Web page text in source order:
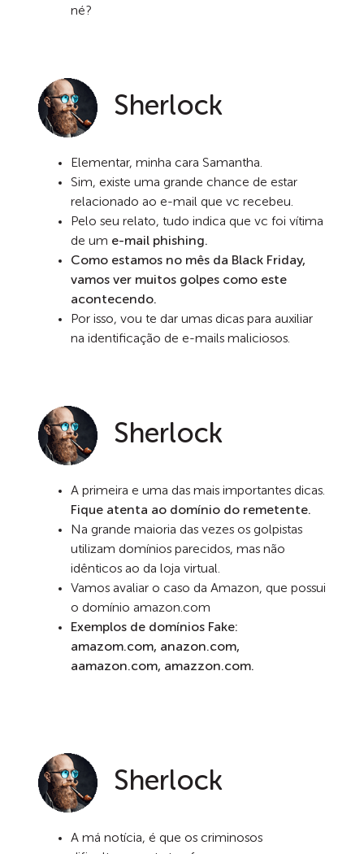
né?
Sherlock
Elementar, minha cara Samantha.
Sim, existe uma grande chance de estar
relacionado ao e-mail que vc recebeu.
Pelo seu relato, tudo indica que vc foi vítima
de um e-mail phishing.
Como estamos no mês da Black Friday,
vamos ver muitos golpes como este
acontecendo.
Por isso, vou te dar umas dicas para auxiliar
na identificação de e-mails maliciosos.
Sherlock
A primeira e uma das mais importantes dicas.
Fique atenta ao domínio do remetente.
Na grande maioria das vezes os golpistas
utilizam domínios parecidos, mas não
idênticos ao da loja virtual.
Vamos avaliar o caso da Amazon, que possui
o domínio amazon.com
Exemplos de domínios Fake:
amazom.com, anazon.com,
aamazon.com, amazzon.com.
Sherlock
A má notícia, é que os criminosos